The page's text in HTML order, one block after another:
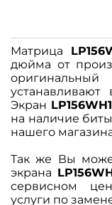
Матрица
дюйма от
Экран
на наличие
нашего
Так же Вы
экрана
сервисном
услуги по